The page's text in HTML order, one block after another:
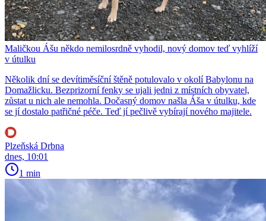
Maličkou Ášu někdo nemilosrdně vyhodil, nový domov teď vyhlíží
v útulku
Několik dní se devítiměsíční štěně potulovalo v okolí Babylonu na
Domažlicku. Bezprizorní fenky se ujali jedni z místních obyvatel,
zůstat u nich ale nemohla. Dočasný domov našla Áša v útulku, kde
se jí dostalo patřičné péče. Teď jí pečlivě vybírají nového majitele.
Plzeňská Drbna
dnes, 10:01
1 min